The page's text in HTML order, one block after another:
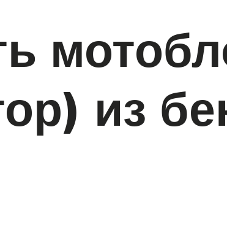
из